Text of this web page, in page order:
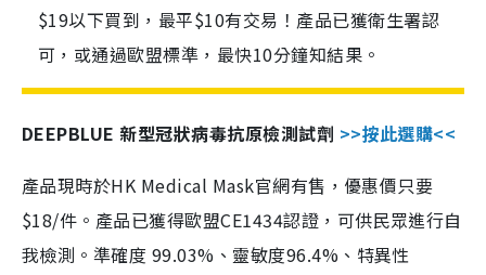
$19以下買到，最平$10有交易！產品已獲衛生署認
可，或通過歐盟標準，最快10分鐘知結果。
DEEPBLUE 新型冠狀病毒抗原檢測試劑 >>按此選購<<
產品現時於HK Medical Mask官網有售，優惠價只要
$18/件。產品已獲得歐盟CE1434認證，可供民眾進行自
我檢測。準確度 99.03%、靈敏度96.4%、特異性